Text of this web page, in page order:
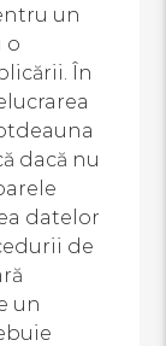
un
o
În
dacă nu
datelor
de
un